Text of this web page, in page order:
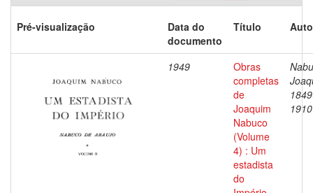
Pré-visualização
Data do
documento
Título
1949
Obras
completas
de
Joaquim
Nabuco
(Volume
4) : Um
estadista
do
1910